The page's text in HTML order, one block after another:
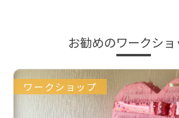
お勧めのワークシ
ワークショップ